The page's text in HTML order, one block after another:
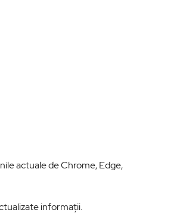
actuale de Chrome, Edge,
informații.